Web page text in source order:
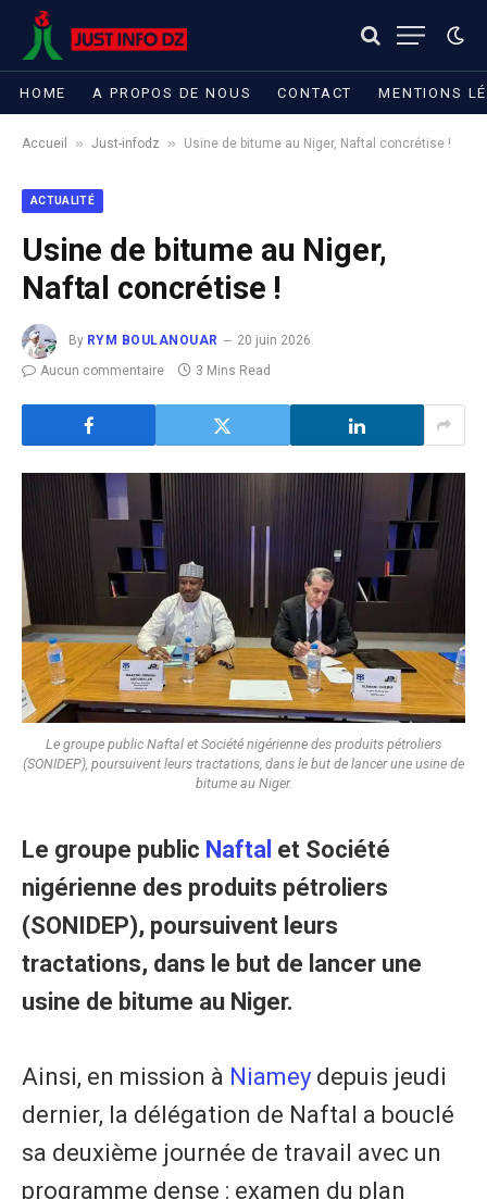
HOME A PROPOS DE NOUS CONTACT MENTIONS
Accueil » Just-infodz » Usine de bitume au Niger, Naftal concrétise !
ACTUALITÉ
Usine de bitume au Niger,
Naftal concrétise !
By RYM BOULANOUAR
20 juin 2026
Aucun commentaire
3 Mins Read
Le groupe public Naftal et Société nigérienne des produits pétroliers
(SONIDEP), poursuivent leurs tractations, dans le but de lancer une usine de
bitume au Niger.
Le groupe public Naftal et Société
nigérienne des produits pétroliers
(SONIDEP), poursuivent leurs
tractations, dans le but de lancer une
usine de bitume au Niger.
Ainsi, en mission à Niamey depuis jeudi
dernier, la délégation de Naftal a bouclé
sa deuxième journée de travail avec un
programme dense : examen du plan